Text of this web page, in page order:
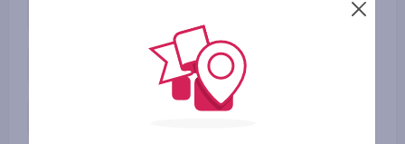
Категория 2